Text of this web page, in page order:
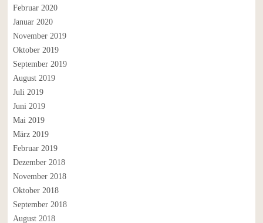
Februar 2020
Januar 2020
November 2019
Oktober 2019
September 2019
August 2019
Juli 2019
Juni 2019
Mai 2019
März 2019
Februar 2019
Dezember 2018
November 2018
Oktober 2018
September 2018
August 2018